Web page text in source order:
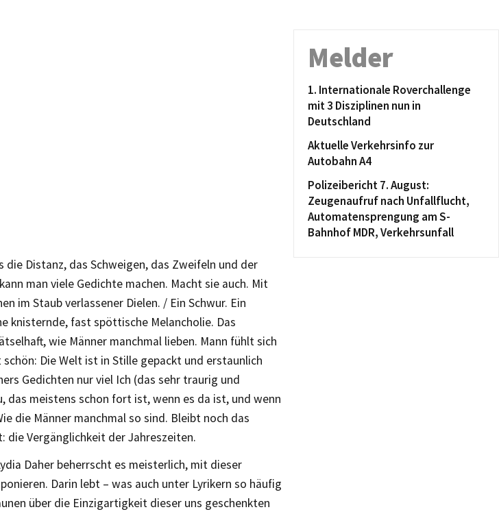
die Distanz, das Schweigen, das Zweifeln und der
man viele Gedichte machen. Macht sie auch. Mit
im Staub verlassener Dielen. / Ein Schwur. Ein
knisternde, fast spöttische Melancholie. Das
wie Männer manchmal lieben. Mann fühlt sich
Die Welt ist in Stille gepackt und erstaunlich
Gedichten nur viel Ich (das sehr traurig und
das meistens schon fort ist, wenn es da ist, und wenn
die Männer manchmal so sind. Bleibt noch das
die Vergänglichkeit der Jahreszeiten.
Daher beherrscht es meisterlich, mit dieser
Darin lebt – was auch unter Lyrikern so häufig
über die Einzigartigkeit dieser uns geschenkten
Melder
1. Internationale Roverchallenge
mit 3 Disziplinen nun in
Deutschland
Aktuelle Verkehrsinfo zur
Autobahn A4
Polizeibericht 7. August:
Zeugenaufruf nach Unfallflucht,
Automatensprengung am S-
Bahnhof MDR, Verkehrsunfall